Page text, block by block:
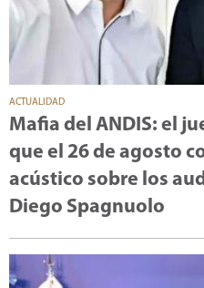
ACTUALIDAD
Mafia del ANDIS: el
que el 26 de agosto
acústico sobre los
Diego Spagnuolo